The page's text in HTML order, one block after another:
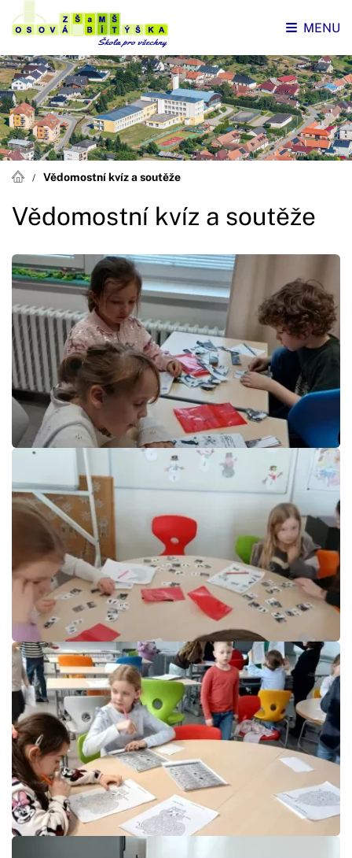
MENU
Vědomostní kvíz a soutěže
Vědomostní kvíz a soutěže